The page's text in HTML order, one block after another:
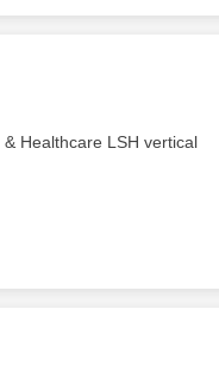
& Healthcare LSH vertical